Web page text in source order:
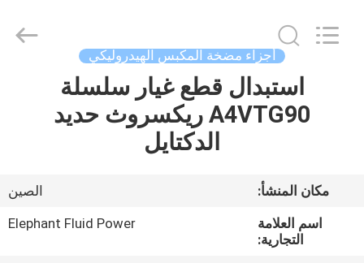
معلومات
Co.,Ltd.
أجزاء مضخة المكبس الهيدروليكي
استبدال قطع غيار سلسلة
A4VTG90 ريكسروث حديد
الدكتايل
مكان المنشأ:
الصين
اسم العلامة
التجارية:
Elephant Fluid Power